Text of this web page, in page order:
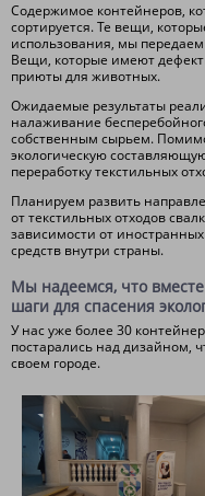
Содержимое контейнеров,
сортируется. Те вещи,
использования, мы
Вещи, которые имеют
приюты для животных.
Ожидаемые результаты
налаживание
собственным сырьем.
экологическую
переработку текстильных
Планируем развить
от текстильных отходов
зависимости от
средств внутри страны.
Мы надеемся, что
шаги для спасения
У нас уже более 30
постарались над дизайном,
своем городе.